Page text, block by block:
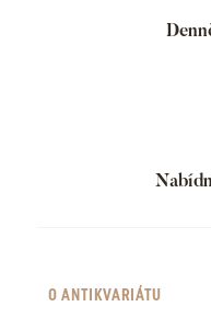
O ANTIKVARIÁTU